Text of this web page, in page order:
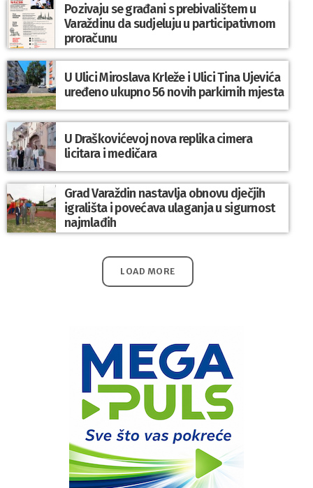
Pozivaju se građani s prebivalištem u
Varaždinu da sudjeluju u participativnom
proračunu
U Ulici Miroslava Krleže i Ulici Tina Ujevića
uređeno ukupno 56 novih parkirnih mjesta
U Draškovićevoj nova replika cimera
licitara i medičara
Grad Varaždin nastavlja obnovu dječjih
igrališta i povećava ulaganja u sigurnost
najmlađih
LOAD MORE